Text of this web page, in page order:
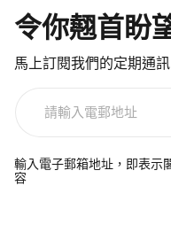
令你翹首盼
馬上訂閱我們的定期通
電
郵
輸入電子郵箱地址，即表示
容